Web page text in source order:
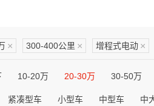
× 300-400公里 × 增程式电动 ×
10-20万 20-30万 30-50万
紧凑型车 小型车 中型车 中